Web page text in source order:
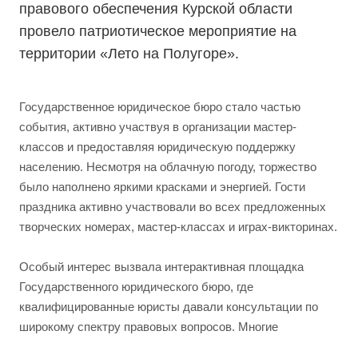
правового обеспечения Курской области
провело патриотическое мероприятие на
территории «Лето на Полугоре».
Государственное юридическое бюро стало частью
события, активно участвуя в организации мастер-
классов и предоставляя юридическую поддержку
населению. Несмотря на облачную погоду, торжество
было наполнено яркими красками и энергией. Гости
праздника активно участвовали во всех предложенных
творческих номерах, мастер-классах и играх-викторинах.
Особый интерес вызвала интерактивная площадка
Государственного юридического бюро, где
квалифицированные юристы давали консультации по
широкому спектру правовых вопросов. Многие